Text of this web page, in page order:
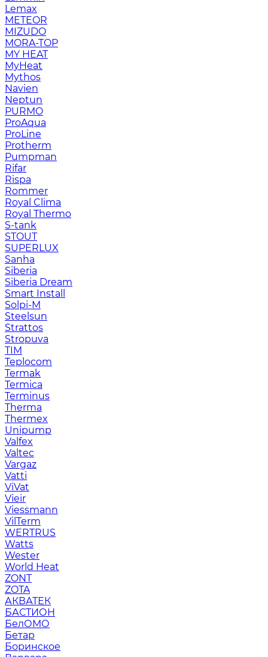
Lemax
METEOR
MIZUDO
MORA-TOP
MY HEAT
MyHeat
Mythos
Navien
Neptun
PURMO
ProAqua
ProLine
Protherm
Pumpman
Rifar
Rispa
Rommer
Royal Clima
Royal Thermo
S-tank
STOUT
SUPERLUX
Sanha
Siberia
Siberia Dream
Smart Install
Solpi-M
Steelsun
Strattos
Stropuva
TIM
Teplocom
Termak
Termica
Terminus
Therma
Thermex
Unipump
Valfex
Valtec
Vargaz
Vatti
ViVat
Vieir
Viessmann
VilTerm
WERTRUS
Watts
Wester
World Heat
ZONT
ZOTA
АКВАТЕК
БАСТИОН
БелОМО
Бетар
Боринское